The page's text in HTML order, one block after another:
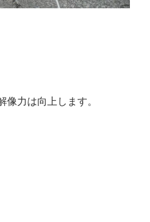
力は向上します。